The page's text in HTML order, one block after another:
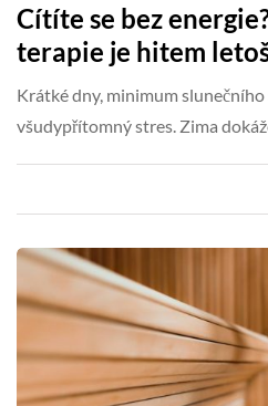
Cítíte se bez
terapie je hitem
Krátké dny, minimum
všudypřítomný stres. Zima